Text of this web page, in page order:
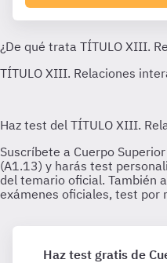
Haz test gratis de